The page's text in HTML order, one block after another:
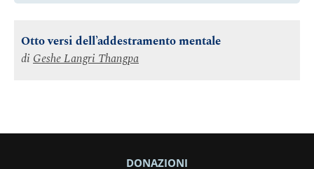
Otto versi dell’addestramento mentale
di Geshe Langri Thangpa
DONAZIONI